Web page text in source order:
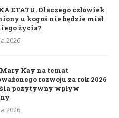
ETATU. Dlaczego człowiek
u kogoś nie będzie miał
życia?
2026
Kay na temat
rozwoju za rok 2026
pozytywny wpływ
2026